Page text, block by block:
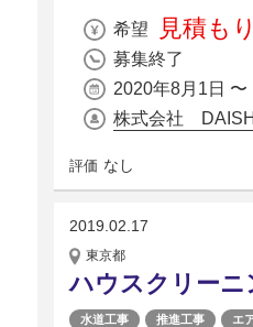
希望 見積も
募集終了
2020年8月1日 〜
株式会社
評価 なし
2019.02.17
東京都
ハウスクリーニ
水道工事 推進工事 エ